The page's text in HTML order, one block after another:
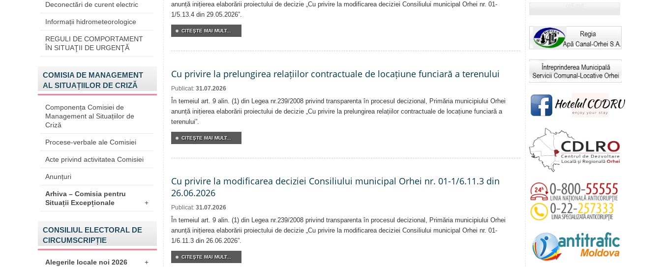
Deconectări de curent electric
Informații hidrometeorologice
REGULI DE COMPORTAMENT
ÎN SITUAŢII DE URGENŢĂ
COMISIA DE MANAGEMENT
AL SITUAȚIILOR DE CRIZĂ
Componența Comisiei de
Management al Situațiilor de
Criză
Procese-verbale ale Comisiei
Acte privind activitatea Comisiei
Anunțuri
Arhiva – Comisia pentru
Situații Excepționale
+
CONSILIUL ELECTORAL DE
CIRCUMSCRIPȚIE
Alegerile locale noi 2026 +
anunță inițierea elaborării proiectului de decizie „Cu privire la modificarea deciziei Consiliului municipal Orhei nr. 01-
1/5.13.4 din 29.05.2026”.
CITEŞTE MAI MULT...
Cu privire la prelungirea relațiilor contractuale de locațiune funciară a terenului
Publicat: 31.07.2026
În temeiul art. 9 alin. (1) din Legea nr.239/2008 privind transparenta în procesul decizional, Primăria municipiului Orhei
anunță inițierea elaborării proiectului de decizie „Cu privire la prelungirea relațiilor contractuale de locațiune funciară a
terenului”.
CITEŞTE MAI MULT...
Cu privire la modificarea deciziei Consiliului municipal Orhei nr. 01-1/6.11.3 din
26.06.2026
Publicat: 31.07.2026
În temeiul art. 9 alin. (1) din Legea nr.239/2008 privind transparenta în procesul decizional, Primăria municipiului Orhei
anunță inițierea elaborării proiectului de decizie „Cu privire la modificarea deciziei Consiliului municipal Orhei nr. 01-
1/6.11.3 din 26.06.2026”.
CITEŞTE MAI MULT...